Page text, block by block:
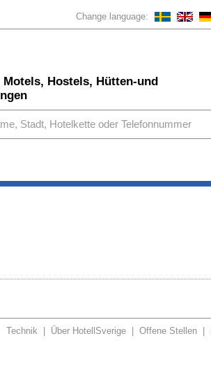
Change language:
Hostels, Hütten-und
Technik Über HotellSverige Offene Stellen